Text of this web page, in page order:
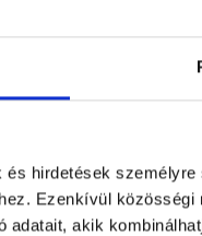
és hirdetések
Ezenkívül
adatait, akik